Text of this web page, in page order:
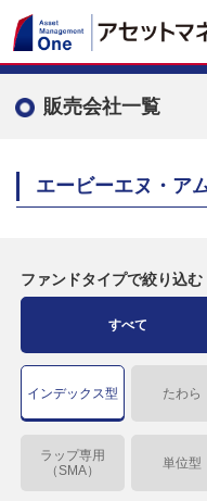
販売会社一覧
エービーエヌ・ア
ファンドタイプで絞り込む
すべて
インデックス型 たわら
ラップ専用
（SMA）
単位型